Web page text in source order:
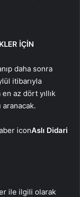
İÇİN
daha sonra
itibarıyla
az dört yıllık
aranacak.
Aslı Didari
ile ilgili olarak